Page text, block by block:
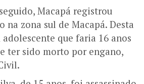
Macapá registrou
na zona sul de Macapá. Desta
que faria 16 anos
ter sido morto por engano,